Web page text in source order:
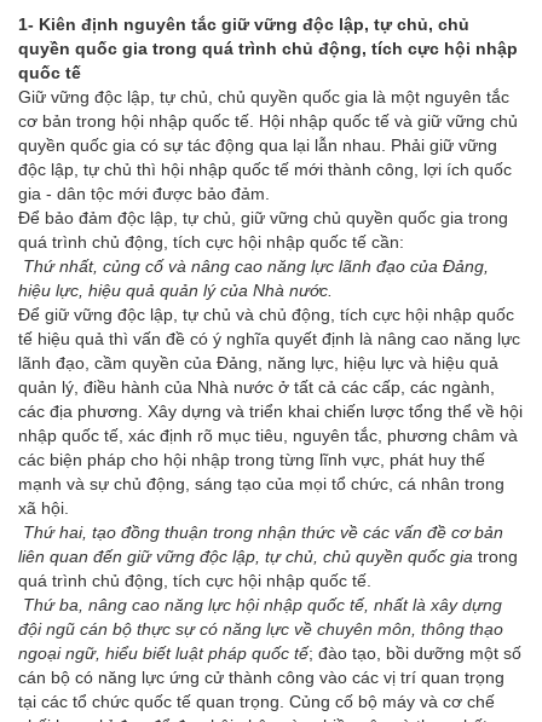
1- Kiên định nguyên tắc giữ vững độc lập, tự chủ, chủ
quyền quốc gia trong quá trình chủ động, tích cực hội nhập
quốc tế
Giữ vững độc lập, tự chủ, chủ quyền quốc gia là một nguyên tắc
cơ bản trong hội nhập quốc tế. Hội nhập quốc tế và giữ vững chủ
quyền quốc gia có sự tác động qua lại lẫn nhau. Phải giữ vững
độc lập, tự chủ thì hội nhập quốc tế mới thành công, lợi ích quốc
gia - dân tộc mới được bảo đảm.
Để bảo đảm độc lập, tự chủ, giữ vững chủ quyền quốc gia trong
quá trình chủ động, tích cực hội nhập quốc tế cần:
Thứ nhất, củng cố và nâng cao năng lực lãnh đạo của Đảng,
hiệu lực, hiệu quả quản lý của Nhà nước.
Để giữ vững độc lập, tự chủ và chủ động, tích cực hội nhập quốc
tế hiệu quả thì vấn đề có ý nghĩa quyết định là nâng cao năng lực
lãnh đạo, cầm quyền của Đảng, năng lực, hiệu lực và hiệu quả
quản lý, điều hành của Nhà nước ở tất cả các cấp, các ngành,
các địa phương. Xây dựng và triển khai chiến lược tổng thể về hội
nhập quốc tế, xác định rõ mục tiêu, nguyên tắc, phương châm và
các biện pháp cho hội nhập trong từng lĩnh vực, phát huy thế
mạnh và sự chủ động, sáng tạo của mọi tổ chức, cá nhân trong
xã hội.
Thứ hai, tạo đồng thuận trong nhận thức về các vấn đề cơ bản
liên quan đến giữ vững độc lập, tự chủ, chủ quyền quốc gia trong
quá trình chủ động, tích cực hội nhập quốc tế.
Thứ ba, nâng cao năng lực hội nhập quốc tế, nhất là xây dựng
đội ngũ cán bộ thực sự có năng lực về chuyên môn, thông thạo
ngoại ngữ, hiểu biết luật pháp quốc tế; đào tạo, bồi dưỡng một số
cán bộ có năng lực ứng cử thành công vào các vị trí quan trọng
tại các tổ chức quốc tế quan trọng. Củng cố bộ máy và cơ chế